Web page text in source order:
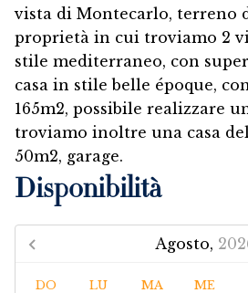
vista di Montecarlo, terreno
proprietà in cui troviamo 2
stile mediterraneo, con
casa in stile belle époque,
165m2, possibile realizzare
troviamo inoltre una casa
50m2, garage.
Disponibilità
Agosto,
DO LU MA ME